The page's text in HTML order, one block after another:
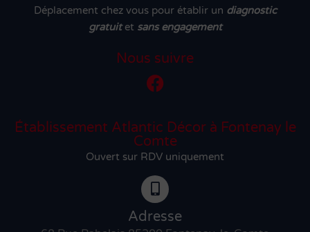
Déplacement chez vous pour établir un diagnostic
gratuitet sans engagement
Nous suivre
Établissement Atlantic Décor à Fontenay le
Comte
Ouvert sur RDV uniquement
Adresse